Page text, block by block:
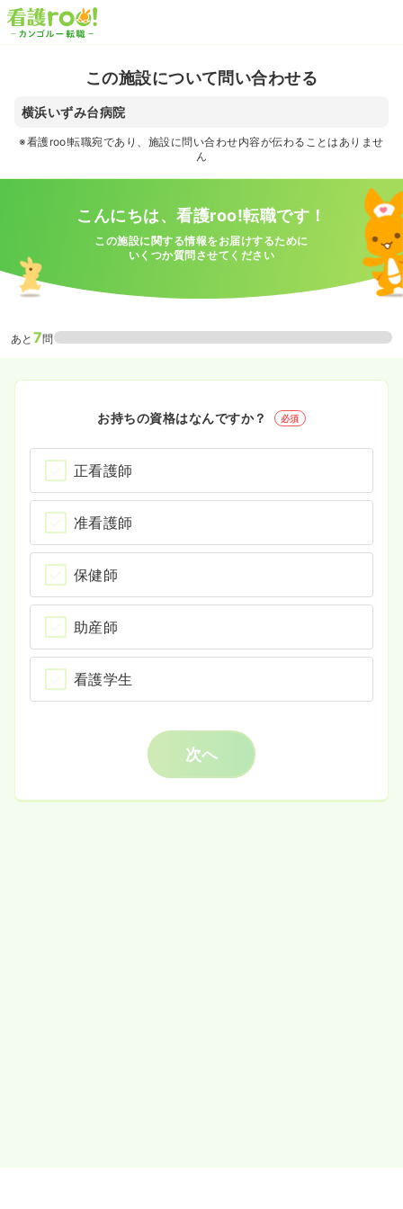
この施設について問い合わせる
横浜いずみ台病院
※看護roo!転職宛であり、施設に問い合わせ内容が伝わることはありませ
ん
こんにちは、看護roo!転職です！
この施設に関する情報をお届けするために
いくつか質問させてください
あと 7問
お持ちの資格はなんですか？ 必須
正看護師
准看護師
保健師
助産師
看護学生
次へ